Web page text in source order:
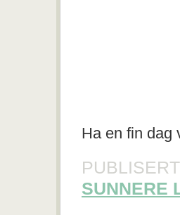
Ha en fin dag
SUNNERE